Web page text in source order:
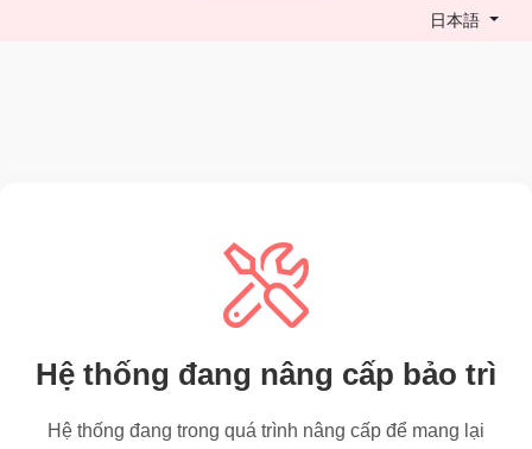
日本語
Hệ thống đang nâng cấp bảo trì
Hệ thống đang trong quá trình nâng cấp để mang lại